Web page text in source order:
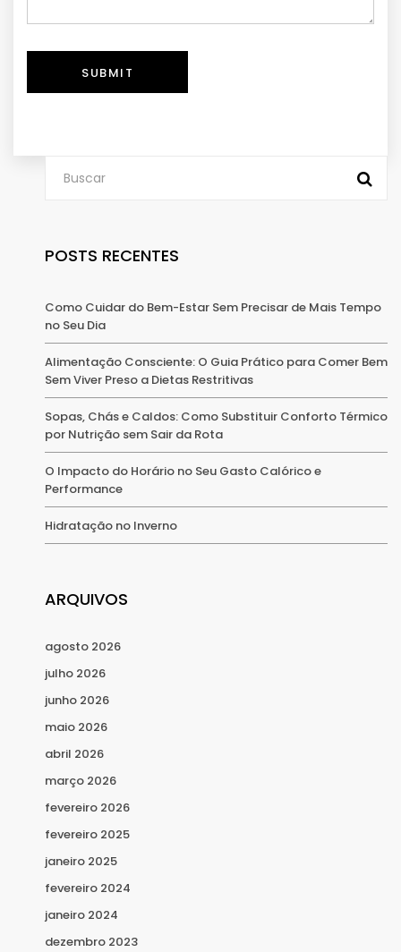
SUBMIT
POSTS RECENTES
Como Cuidar do Bem-Estar Sem Precisar de Mais Tempo
no Seu Dia
Alimentação Consciente: O Guia Prático para Comer Bem
Sem Viver Preso a Dietas Restritivas
Sopas, Chás e Caldos: Como Substituir Conforto Térmico
por Nutrição sem Sair da Rota
O Impacto do Horário no Seu Gasto Calórico e
Performance
Hidratação no Inverno
ARQUIVOS
agosto 2026
julho 2026
junho 2026
maio 2026
abril 2026
março 2026
fevereiro 2026
fevereiro 2025
janeiro 2025
fevereiro 2024
janeiro 2024
dezembro 2023